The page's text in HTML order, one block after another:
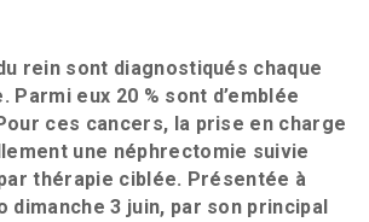
rein sont diagnostiqués chaque
Parmi eux 20 % sont d’emblée
ces cancers, la prise en charge
une néphrectomie suivie
thérapie ciblée. Présentée à
dimanche 3 juin, par son principal